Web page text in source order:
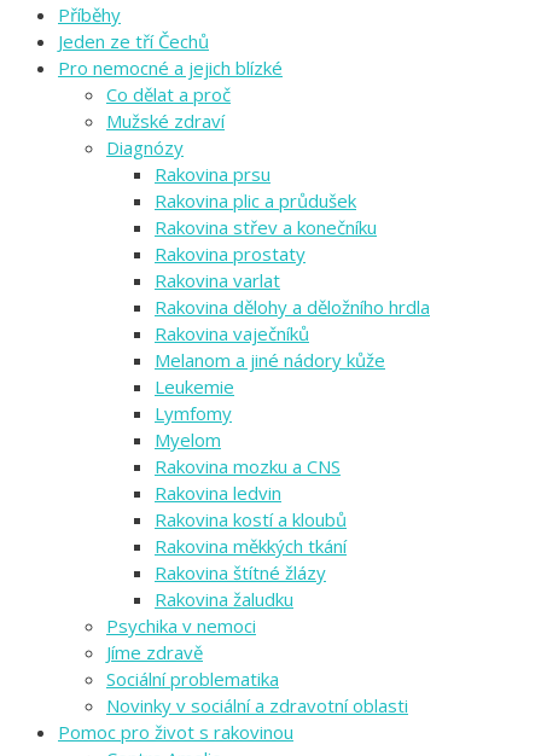
Příběhy
Jeden ze tří Čechů
Pro nemocné a jejich blízké
Co dělat a proč
Mužské zdraví
Diagnózy
Rakovina prsu
Rakovina plic a průdušek
Rakovina střev a konečníku
Rakovina prostaty
Rakovina varlat
Rakovina dělohy a děložního hrdla
Rakovina vaječníků
Melanom a jiné nádory kůže
Leukemie
Lymfomy
Myelom
Rakovina mozku a CNS
Rakovina ledvin
Rakovina kostí a kloubů
Rakovina měkkých tkání
Rakovina štítné žlázy
Rakovina žaludku
Psychika v nemoci
Jíme zdravě
Sociální problematika
Novinky v sociální a zdravotní oblasti
Pomoc pro život s rakovinou